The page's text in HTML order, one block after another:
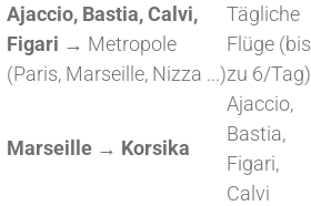
Ajaccio, Bastia, Calvi,
Figari → Metropole
(Paris, Marseille, Nizza ...)
Tägliche
Flüge (bis
zu 6/Tag)
Marseille → Korsika
Ajaccio,
Bastia,
Figari,
Calvi